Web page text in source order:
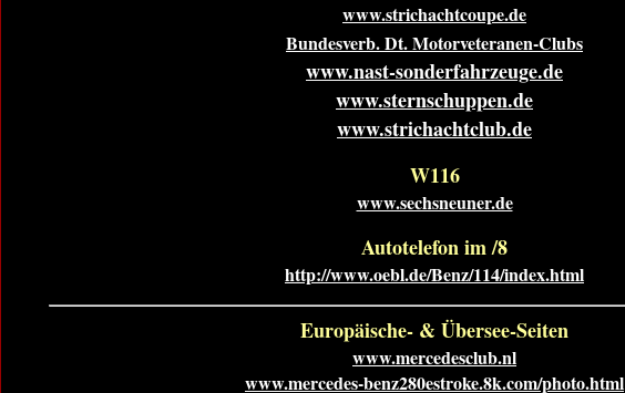
www.strichachtcoupe.de
Bundesverb. Dt. Motorveteranen-Clubs
www.nast-sonderfahrzeuge.de
www.sternschuppen.de
www.strichachtclub.de
W116
www.sechsneuner.de
Autotelefon im /8
http://www.oebl.de/Benz/114/index.html
Europäische- & Übersee-Seiten
www.mercedesclub.nl
www.mercedes-benz280estroke.8k.com/photo.html